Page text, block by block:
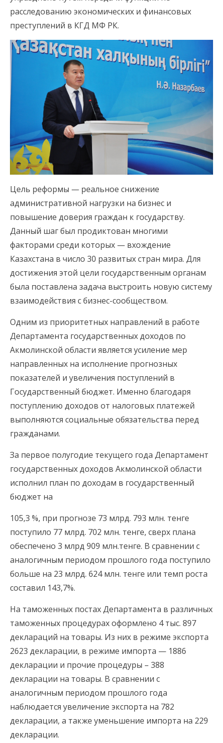
расследованию экономических и финансовых
преступлений в КГД МФ РК.
Цель реформы — реальное снижение
административной нагрузки на бизнес и
повышение доверия граждан к государству.
Данный шаг был продиктован многими
факторами среди которых — вхождение
Казахстана в число 30 развитых стран мира. Для
достижения этой цели государственным органам
была поставлена задача выстроить новую систему
взаимодействия с бизнес-сообществом.
Одним из приоритетных направлений в работе
Департамента государственных доходов по
Акмолинской области является усиление мер
направленных на исполнение прогнозных
показателей и увеличения поступлений в
Государственный бюджет. Именно благодаря
поступлению доходов от налоговых платежей
выполняются социальные обязательства перед
гражданами.
За первое полугодие текущего года Департамент
государственных доходов Акмолинской области
исполнил план по доходам в государственный
бюджет на
105,3 %, при прогнозе 73 млрд. 793 млн. тенге
поступило 77 млрд. 702 млн. тенге, сверх плана
обеспечено 3 млрд 909 млн.тенге. В сравнении с
аналогичным периодом прошлого года поступило
больше на 23 млрд. 624 млн. тенге или темп роста
составил 143,7%.
На таможенных постах Департамента в различных
таможенных процедурах оформлено 4 тыс. 897
деклараций на товары. Из них в режиме экспорта
2623 декларации, в режиме импорта — 1886
декларации и прочие процедуры – 388
декларации на товары. В сравнении с
аналогичным периодом прошлого года
наблюдается увеличение экспорта на 782
декларации, а также уменьшение импорта на 229
декларации.